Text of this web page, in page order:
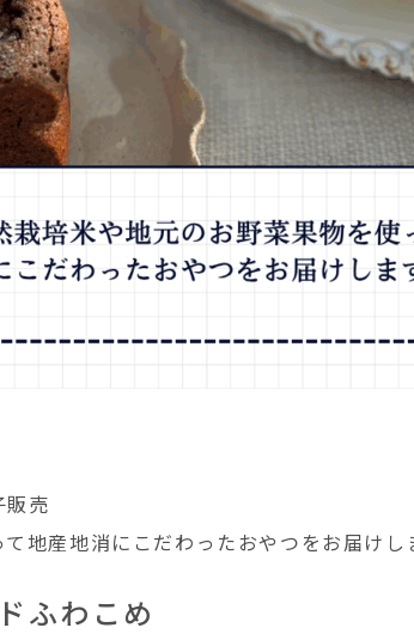
販売
地産地消にこだわったおやつをお届けし
ふわこめ